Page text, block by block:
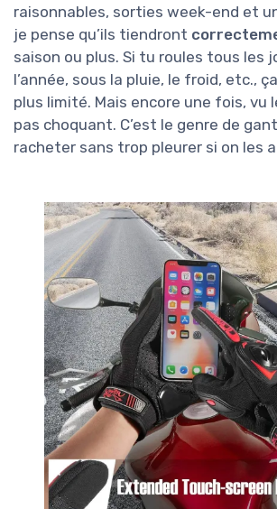
raisonnables, sorties week-end et
je pense qu’ils tiendront
saison ou plus. Si tu roules tous les
l’année, sous la pluie, le froid, etc.,
plus limité. Mais encore une fois, vu
pas choquant. C’est le genre de
racheter sans trop pleurer si on les